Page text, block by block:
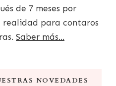
de 7 meses por
realidad para contaros
Saber más...
NOVEDADES